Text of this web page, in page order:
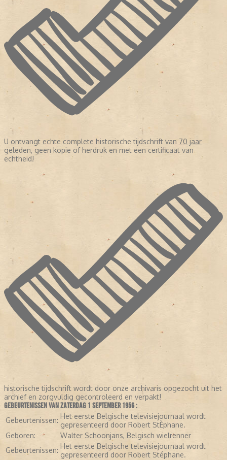
U ontvangt echte complete historische tijdschrift van 70 jaar
geleden, geen kopie of herdruk en met een certificaat van
echtheid!
historische tijdschrift wordt door onze archivaris opgezocht uit het
archief en zorgvuldig gecontroleerd en verpakt!
GEBEURTENISSEN VAN ZATERDAG 1 SEPTEMBER 1956 :
Gebeurtenissen: Het eerste Belgische televisiejournaal wordt
gepresenteerd door Robert StÈphane.
Geboren:
Walter Schoonjans, Belgisch wielrenner
Gebeurtenissen: Het eerste Belgische televisiejournaal wordt
gepresenteerd door Robert Stéphane.